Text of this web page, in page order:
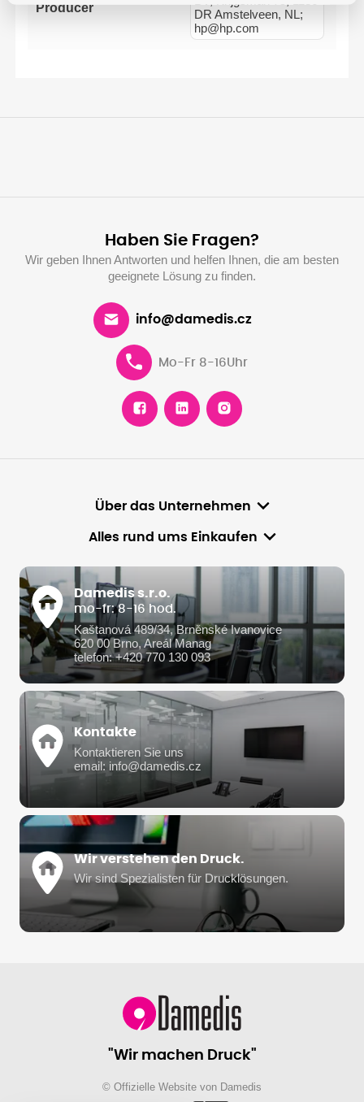
Producer
DR Amstelveen, NL;
hp@hp.com
Haben Sie Fragen?
Wir geben Ihnen Antworten und helfen Ihnen, die am besten
geeignete Lösung zu finden.
info@damedis.cz
Mo-Fr 8-16Uhr
Über das Unternehmen
Alles rund ums Einkaufen
Damedis s.r.o.
mo-fr: 8-16 hod.
Kaštanová 489/34, Brněnské Ivanovice
620 00 Brno, Areál Manag
telefon: +420 770 130 093
Kontakte
Kontaktieren Sie uns
email: info@damedis.cz
Wir verstehen den Druck.
Wir sind Spezialisten für Drucklösungen.
"Wir machen Druck"
© Offizielle Website von Damedis